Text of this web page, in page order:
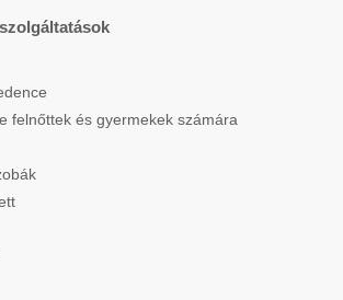
felnőttek és gyermekek számára